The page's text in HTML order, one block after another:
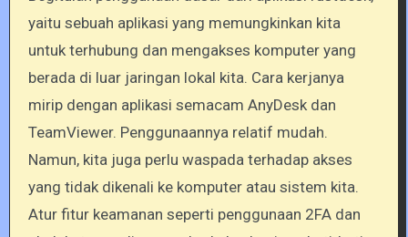
yaitu sebuah aplikasi yang memungkinkan kita
untuk terhubung dan mengakses komputer yang
berada di luar jaringan lokal kita. Cara kerjanya
mirip dengan aplikasi semacam AnyDesk dan
TeamViewer. Penggunaannya relatif mudah.
Namun, kita juga perlu waspada terhadap akses
yang tidak dikenali ke komputer atau sistem kita.
Atur fitur keamanan seperti penggunaan 2FA dan